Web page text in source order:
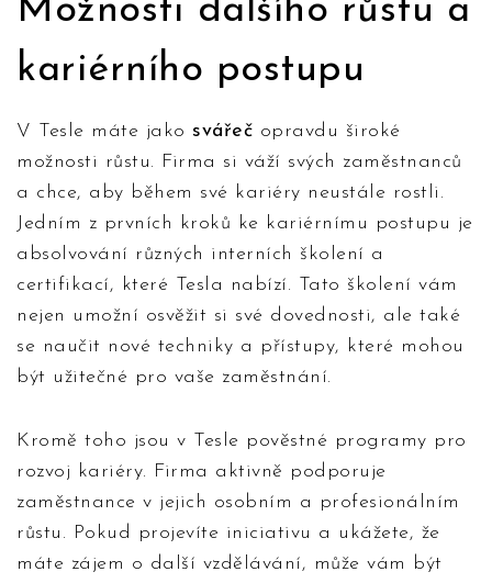
Možnosti dalšího růstu a
kariérního postupu
V Tesle máte jako svářeč opravdu široké
možnosti růstu. Firma si váží svých zaměstnanců
a chce, aby během své kariéry neustále rostli.
Jedním z prvních kroků ke kariérnímu postupu je
absolvování různých interních školení a
certifikací, které Tesla nabízí. Tato školení vám
nejen umožní osvěžit si své dovednosti, ale také
se naučit nové techniky a přístupy, které mohou
být užitečné pro vaše zaměstnání.
Kromě toho jsou v Tesle pověstné programy pro
rozvoj kariéry. Firma aktivně podporuje
zaměstnance v jejich osobním a profesionálním
růstu. Pokud projevíte iniciativu a ukážete, že
máte zájem o další vzdělávání, může vám být